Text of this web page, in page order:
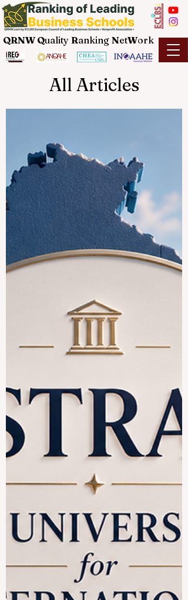
QRNW Quality Ranking NetWork
All Articles